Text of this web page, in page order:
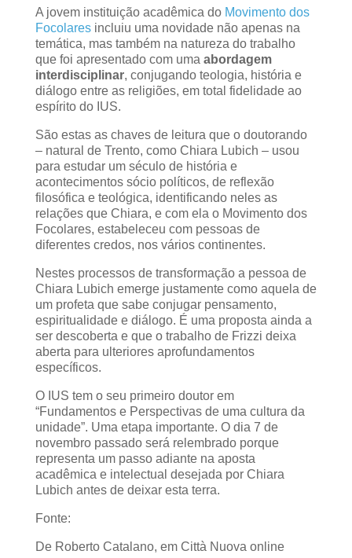
A jovem instituição acadêmica do Movimento dos
Focolaresincluiu uma novidade não apenas na
temática, mas também na natureza do trabalho
que foi apresentado com uma abordagem
interdisciplinar, conjugando teologia, história e
diálogo entre as religiões, em total fidelidade ao
espírito do IUS.
São estas as chaves de leitura que o doutorando
– natural de Trento, como Chiara Lubich – usou
para estudar um século de história e
acontecimentos sócio políticos, de reflexão
filosófica e teológica, identificando neles as
relações que Chiara, e com ela o Movimento dos
Focolares, estabeleceu com pessoas de
diferentes credos, nos vários continentes.
Nestes processos de transformação a pessoa de
Chiara Lubich emerge justamente como aquela de
um profeta que sabe conjugar pensamento,
espiritualidade e diálogo. É uma proposta ainda a
ser descoberta e que o trabalho de Frizzi deixa
aberta para ulteriores aprofundamentos
específicos.
O IUS tem o seu primeiro doutor em
“Fundamentos e Perspectivas de uma cultura da
unidade”. Uma etapa importante. O dia 7 de
novembro passado será relembrado porque
representa um passo adiante na aposta
acadêmica e intelectual desejada por Chiara
Lubich antes de deixar esta terra.
Fonte:
De Roberto Catalano, em Città Nuova online